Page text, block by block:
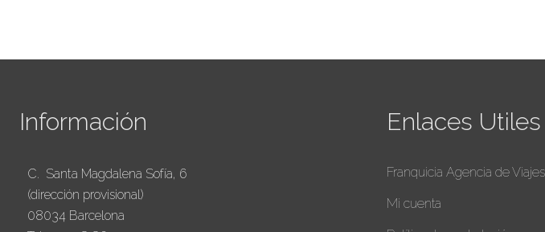
Información
C. Santa Magdalena Sofía, 6
(dirección provisional)
08034 Barcelona
Enlaces Utiles
Franquicia Agencia de Viajes
Mi cuenta